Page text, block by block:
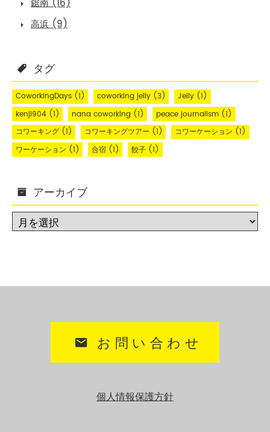
鋸南 (16)
高浜 (9)
タグ
CoworkingDays(1) coworking jelly(3) Jelly(1)
kenji904(1) nana coworking(1) peace journalism(1)
コワーキング(1) コワーキングツアー (1) コワーケーション (1)
ワーケーション (1) 合宿(1) 餃子(1)
アーカイブ
お問い合わせ
個人情報保護方針